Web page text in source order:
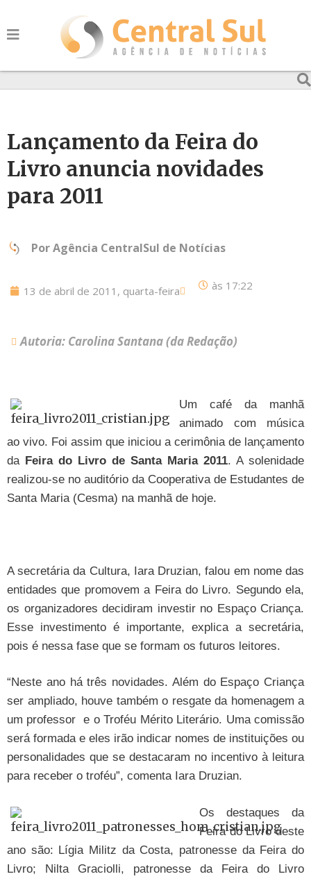
Lançamento da Feira do
Livro anuncia novidades
para 2011
PorAgência CentralSul de Notícias
13 de abril de 2011, quarta-feira às 17:22
Autoria: Carolina Santana (da Redação)
Um café da manhã
animado com música
ao vivo. Foi assim que iniciou a cerimônia de lançamento
da Feira do Livro de Santa Maria 2011. A solenidade
realizou-se no auditório da Cooperativa de Estudantes de
Santa Maria (Cesma) na manhã de hoje.
A secretária da Cultura, Iara Druzian, falou em nome das
entidades que promovem a Feira do Livro. Segundo ela,
os organizadores decidiram investir no Espaço Criança.
Esse investimento é importante, explica a secretária,
pois é nessa fase que se formam os futuros leitores.
“Neste ano há três novidades. Além do Espaço Criança
ser ampliado, houve também o resgate da homenagem a
um professor e o Troféu Mérito Literário. Uma comissão
será formada e eles irão indicar nomes de instituições ou
personalidades que se destacaram no incentivo à leitura
para receber o troféu”, comenta Iara Druzian.
Os destaques da
Feira do Livro deste
ano são: Lígia Militz da Costa, patronesse da Feira do
Livro; Nilta Graciolli, patronesse da Feira do Livro